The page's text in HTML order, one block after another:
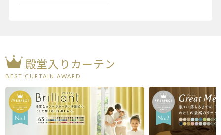
殿堂入りカーテン
BEST CURTAIN AWARD